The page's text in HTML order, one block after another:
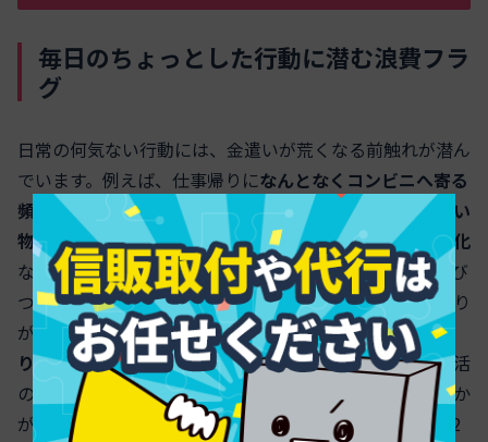
毎日のちょっとした行動に潜む浪費フラ
グ
日常の何気ない行動には、金遣いが荒くなる前触れが潜ん
でいます。例えば、仕事帰りになんとなくコンビニへ寄る
頻度が高い 、セールや安売りの通知を見ると
目的外の買い
物まで増える、週末のデリバリーやテイクアウトが習慣化
などは要注意です。これらはストレス発散が買い物に結び
つく心理と関係しやすく、浪費癖の「初期サイン」になり
がちです。浪費癖のある人の共通点は、使った金額よ
り“お得感”を優先しやすいことです。女性の買い物は生活
の質向上にも直結しますが、目的・金額・頻度
のいずれか
が崩れると支出は一気に膨らみます。以下のポイントに2